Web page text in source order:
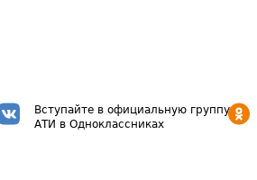
Вступайте в официальную группу
АТИ в Одноклассниках